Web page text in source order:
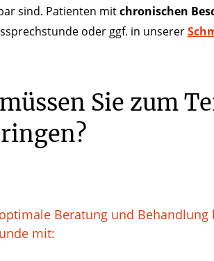
sind. Patienten mitchronischen
oder ggf. in unserer
Sie zum
Beratung und
mit: